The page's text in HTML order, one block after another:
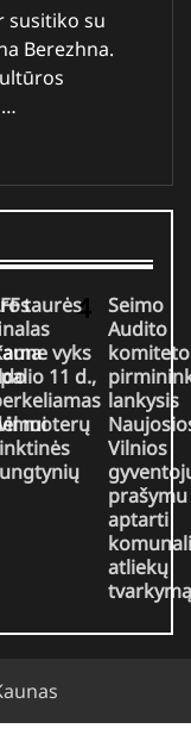
susitiko su
Berezhna.
taurės
vyks
11 d.,
moterų
Seimo
Audito
komiteto
lankysis
Vilnios
prašymu
aptarti
atliekų
tvarkymą